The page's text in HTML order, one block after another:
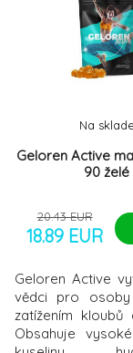
-7%
20.11
Geloren Active
90 želé
Na sklade
20.43 EUR
18.89 EUR
Geloren Active
vědci pro
zatížením kloubů
Obsahuje